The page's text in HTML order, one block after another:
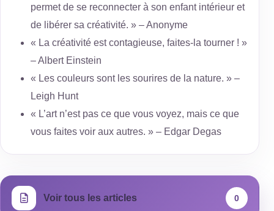
permet de se reconnecter à son enfant intérieur et
de libérer sa créativité. » – Anonyme
« La créativité est contagieuse, faites-la tourner ! »
– Albert Einstein
« Les couleurs sont les sourires de la nature. » –
Leigh Hunt
« L’art n’est pas ce que vous voyez, mais ce que
vous faites voir aux autres. » – Edgar Degas
Voir tous les articles 0